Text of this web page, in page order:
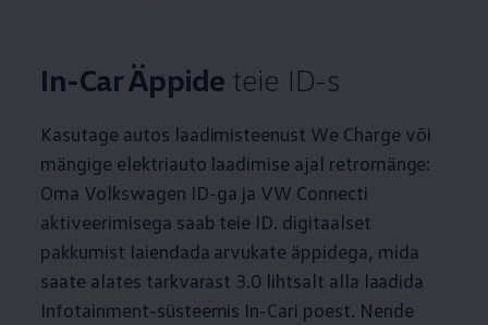
In-Car Äppide teie ID-s
Kasutage autos laadimisteenust We Charge või
mängige elektriauto laadimise ajal retromänge:
Oma Volkswagen ID-ga ja VW Connecti
aktiveerimisega saab teie ID. digitaalset
pakkumist laiendada arvukate äppidega, mida
saate alates tarkvarast 3.0 lihtsalt alla laadida
Infotainment-süsteemis In-Cari poest. Nende